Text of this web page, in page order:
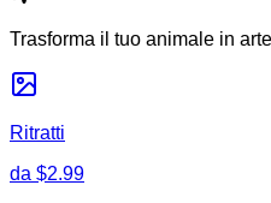
Trasforma il tuo animale in
Ritratti
da $2.99